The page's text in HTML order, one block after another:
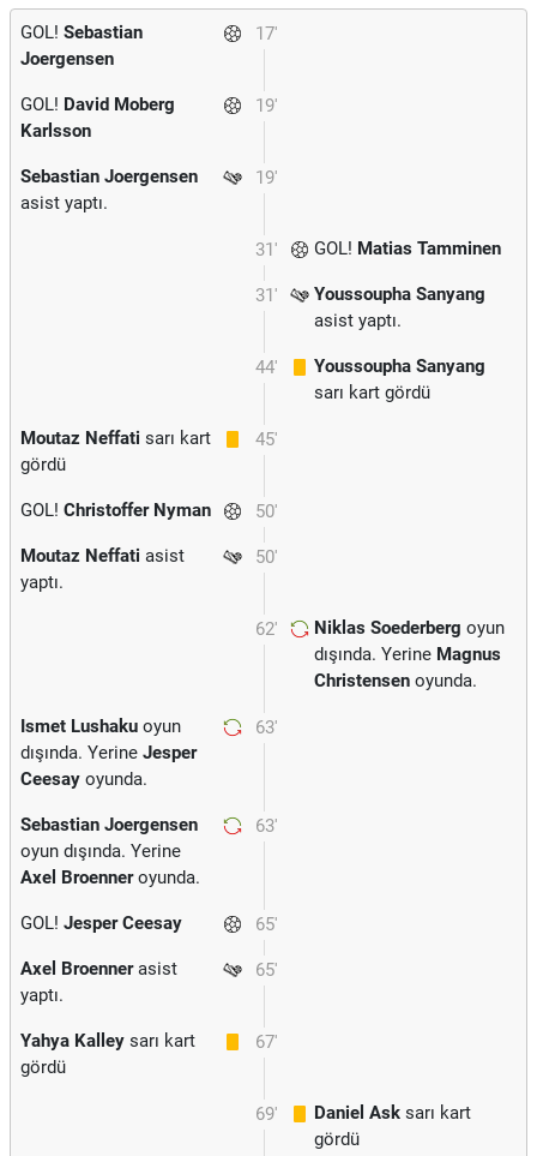
17'
GOL! Sebastian
Joergensen
19'
GOL! David Moberg
Karlsson
19'
Sebastian Joergensen
asist yaptı.
31' GOL! Matias Tamminen
31'
Youssoupha Sanyang
asist yaptı.
44'
Youssoupha Sanyang
sarı kart gördü
45'
Moutaz Neffati sarı kart
gördü
50'
GOL! Christoffer Nyman
50'
Moutaz Neffati asist
yaptı.
62' Niklas Soederberg oyun
dışında. Yerine Magnus
Christensen oyunda.
63'
Ismet Lushaku oyun
dışında. Yerine Jesper
Ceesay oyunda.
63'
Sebastian Joergensen
oyun dışında. Yerine
Axel Broenneroyunda.
65'
GOL! Jesper Ceesay
65'
Axel Broennerasist
yaptı.
67'
Yahya Kalley sarı kart
gördü
69' Daniel Ask sarı kart
gördü